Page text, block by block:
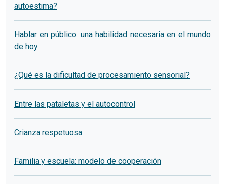
autoestima?
Hablar en público: una habilidad necesaria en el mundo
de hoy
¿Qué es la dificultad de procesamiento sensorial?
Entre las pataletas y el autocontrol
Crianza respetuosa
Familia y escuela: modelo de cooperación